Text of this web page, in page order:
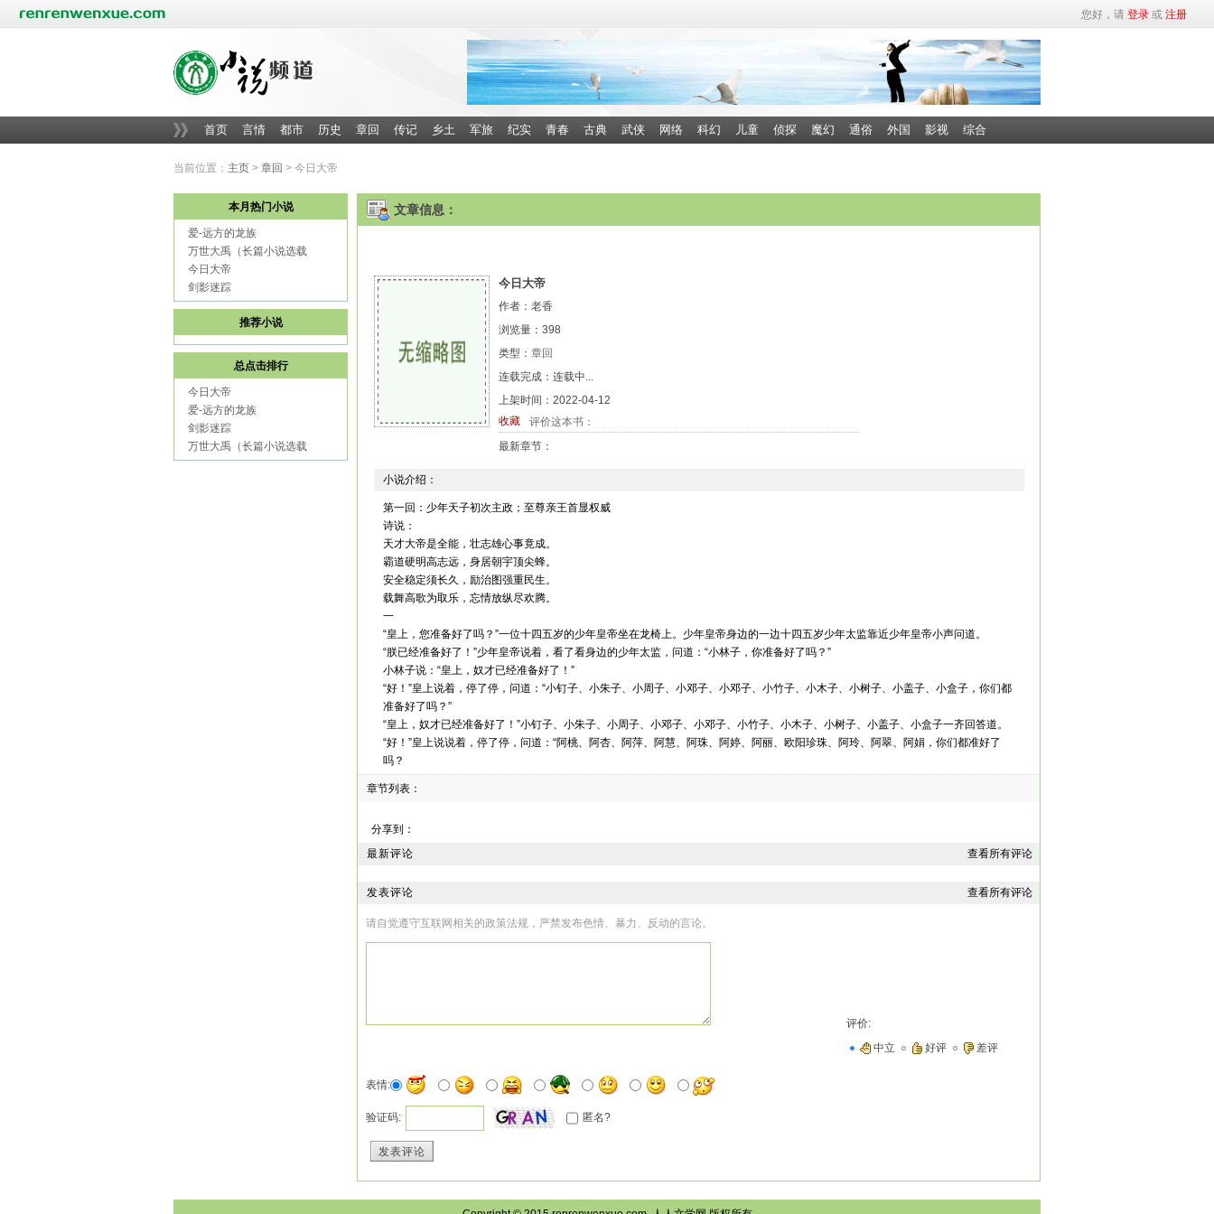
您好，请 登录 或 注册
首页 言情 都市 历史 章回 传记 乡土 军旅 纪实 青春 古典 武侠 网络 科幻 儿童 侦探 魔幻 通俗 外国 影视 综合
当前位置： 主页 > 章回 > 今日大帝
本月热门小说
爱-远方的龙族
万世大禹（长篇小说选载
今日大帝
剑影迷踪
推荐小说
总点击排行
今日大帝
爱-远方的龙族
剑影迷踪
万世大禹（长篇小说选载
文章信息：
今日大帝
作者：老香
浏览量： 398
类型： 章回
连载完成：连载中...
上架时间：2022-04-12
收藏
评价这本书：
最新章节：
小说介绍：
第一回：少年天子初次主政；至尊亲王首显权威
诗说：
天才大帝是全能，壮志雄心事竟成。
霸道硬明高志远，身居朝宇顶尖蜂。
安全稳定须长久，励治图强重民生。
载舞高歌为取乐，忘情放纵尽欢腾。
一
“皇上，您准备好了吗？”一位十四五岁的少年皇帝坐在龙椅上。少年皇帝身边的一边十四五岁少年太监靠近少年皇帝小声问道。
“朕已经准备好了！”少年皇帝说着，看了看身边的少年太监，问道：“小林子，你准备好了吗？”
小林子说：“皇上，奴才已经准备好了！”
“好！”皇上说着，停了停，问道：“小钉子、小朱子、小周子、小邓子、小邓子、小竹子、小木子、小树子、小盖子、小盒子，你们都
准备好了吗？”
“皇上，奴才已经准备好了！”小钉子、小朱子、小周子、小邓子、小邓子、小竹子、小木子、小树子、小盖子、小盒子一齐回答道。
“好！”皇上说说着，停了停，问道：“阿桃、阿杏、阿萍、阿慧、阿珠、阿婷、阿丽、欧阳珍珠、阿玲、阿翠、阿娟，你们都准好了
吗？
“皇上，奴婢已经准备好了！”阿桃、阿杏、阿萍、阿慧、阿珠、阿婷、阿丽、欧阳珍珠、阿玲、阿翠、阿娟齐声说道。
“好！”皇上说说着，停了停，问道：“李卫、杨林、丁护卫、于护卫，你们准备好了吗？”
“好！”皇上说着，看了看身边全副武装的禁卫军官兵，微笑着问道：“各位禁卫军官兵，你们都准备好了吗？”
“皇上，奴才已经准备好了！”那些全副武装的禁卫军官兵回答道。
的皇朝新一代皇帝真正正式主持朝政的第一次。因此，对于朕来说，朕昨天登基继任合法的名正言顺的皇朝继任新一代皇帝，只是一
停，又说：“严格说，朕今天才真正从事皇帝的工作与职业。朕今天才真正行使皇帝的实际权力。”说着，停了停，又说：“从今天起，
小林子、小钉子、小朱子、小周子、小木子、小树子、小竹子、小盖子、小盒子、小邓子、小凳子，你们负责协助朕的日常工作。”
小林子说：“皇上，今天，既是您登基继任合法的名正言顺的皇朝新一代皇帝之后第一天亲自独立主持朝政，又是您登基继任合法的名
朝廷，都极为重要！”说着，停了停，微笑着问道：“皇上，您今天上朝是不是选一个吉时吉刻开始呢？”
“好！”皇上说着，停了停，问道：“欧阳珍珠，虽然你昨天来到朕身边，但是你一直在坤宁宫服侍朕的母后。朕不但早已认识你，而且
早就知道你是后宫成千上万的宫女中极为罕见的绝代佳人与天才型的全能人才。你认为——朕什么时刻上朝开始最好？”
欧阳珍珠笑着回答道：“皇上，您过奖了！过奖了！在后宫，宫女成千上万甚至超过万人。凡是进宫的宫女，都是经过皇家与官府严格
的挑选。凡是进宫的宫女，都是才貌双全的未婚女子。其中，有很多不但身世背景极为显赫，而且天资过人，才貌双全。虽然奴婢出
章节列表：
分享到：
最新评论
查看所有评论
发表评论 查看所有评论
请自觉遵守互联网相关的政策法规，严禁发布色情、暴力、反动的言论。
评价:
中立
好评 差评
表情:
验证码: 匿名?
发表评论